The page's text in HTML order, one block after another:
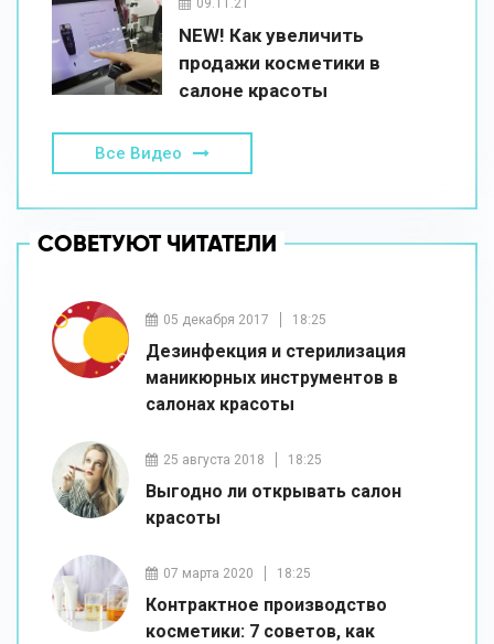
09.11.21
NEW! Как увеличить
продажи косметики в
салоне красоты
Все Видео
СОВЕТУЮТ ЧИТАТЕЛИ
05 декабря 2017 18:25
Дезинфекция и стерилизация
маникюрных инструментов в
салонах красоты
25 августа 2018 18:25
Выгодно ли открывать салон
красоты
07 марта 2020 18:25
Контрактное производство
косметики: 7 советов, как